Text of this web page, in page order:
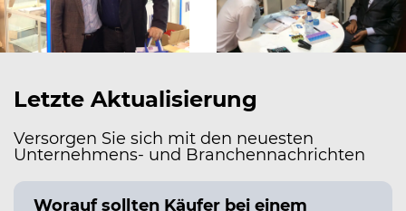
Letzte Aktualisierung
Versorgen Sie sich mit den neuesten
Unternehmens- und Branchennachrichten
Worauf sollten Käufer bei einem